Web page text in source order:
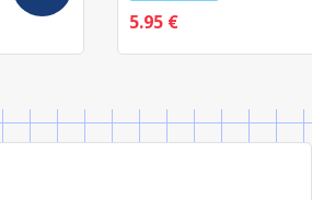
5.95 €